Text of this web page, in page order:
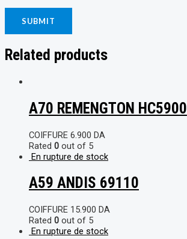
Related products
A70 REMENGTON HC5900
COIFFURE 6.900 DA
Rated 0 out of 5
En rupture de stock
A59 ANDIS 69110
COIFFURE 15.900 DA
Rated 0 out of 5
En rupture de stock